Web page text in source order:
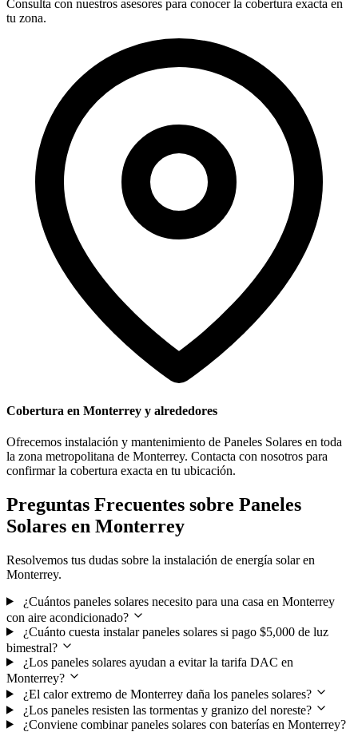
Consulta con nuestros asesores para conocer la cobertura exacta en
tu zona.
Cobertura en Monterrey y alrededores
Ofrecemos instalación y mantenimiento de Paneles Solares en toda
la zona metropolitana de Monterrey. Contacta con nosotros para
confirmar la cobertura exacta en tu ubicación.
Preguntas Frecuentes sobre Paneles
Solares en Monterrey
Resolvemos tus dudas sobre la instalación de energía solar en
Monterrey.
¿Cuántos paneles solares necesito para una casa en Monterrey
con aire acondicionado?
¿Cuánto cuesta instalar paneles solares si pago $5,000 de luz
bimestral?
¿Los paneles solares ayudan a evitar la tarifa DAC en
Monterrey?
¿El calor extremo de Monterrey daña los paneles solares?
¿Los paneles resisten las tormentas y granizo del noreste?
¿Conviene combinar paneles solares con baterías en Monterrey?